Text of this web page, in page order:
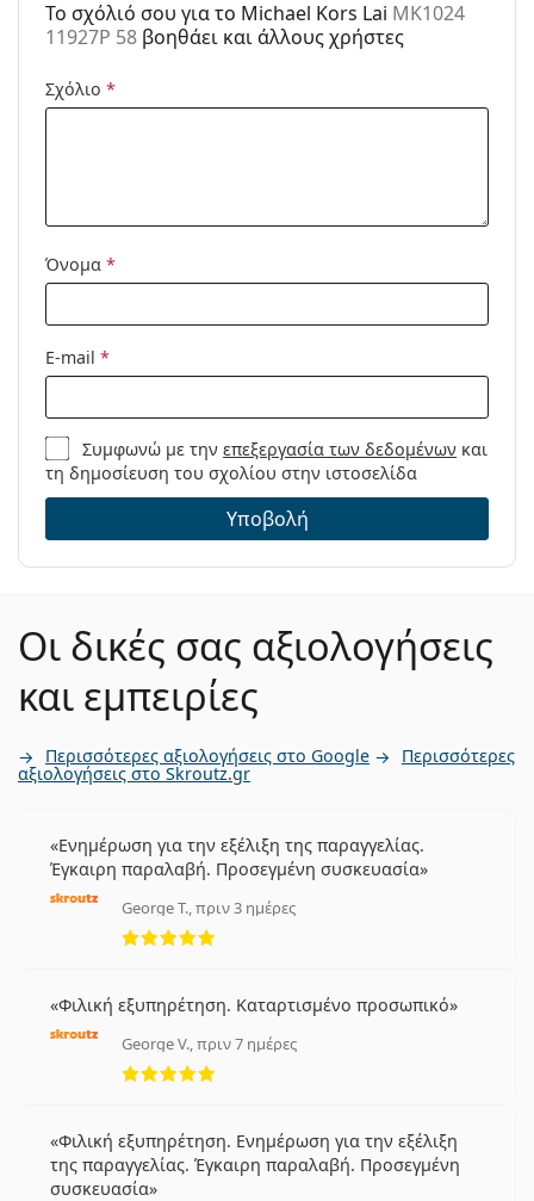
Προϊόντος /
MK1024 11927P 58
To σχόλιό σου για το Michael Kors Lai MK1024
11927P 58 βοηθάει και άλλους χρήστες
Σχόλιο *
Όνομα *
E-mail *
Συμφωνώ με τηνεπεξεργασία των δεδομένων και
τη δημοσίευση του σχολίου στην ιστοσελίδα
Υποβολή
Οι δικές σας αξιολογήσεις
και εμπειρίες
Περισσότερες αξιολογήσεις στο Google Περισσότερες
αξιολογήσεις στο Skroutz.gr
Ενημέρωση για την εξέλιξη της παραγγελίας.
Έγκαιρη παραλαβή. Προσεγμένη συσκευασία
George T., πριν 3 ημέρες
5 αξιολογήσεις από 5
Φιλική εξυπηρέτηση. Καταρτισμένο προσωπικό
George V., πριν 7 ημέρες
5 αξιολογήσεις από 5
Φιλική εξυπηρέτηση. Ενημέρωση για την εξέλιξη
της παραγγελίας. Έγκαιρη παραλαβή. Προσεγμένη
συσκευασία